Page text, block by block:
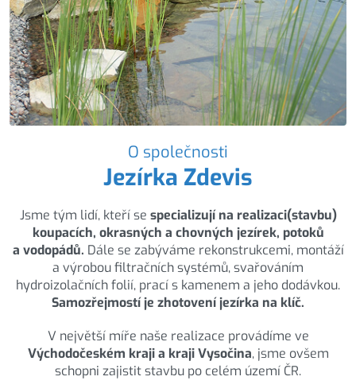
O společnosti
Jezírka Zdevis
Jsme tým lidí, kteří se specializují na realizaci(stavbu)
koupacích, okrasných a chovných jezírek, potoků
a vodopádů. Dále se zabýváme rekonstrukcemi, montáží
a výrobou filtračních systémů, svařováním
hydroizolačních folií, prací s kamenem a jeho dodávkou.
Samozřejmostí je zhotovení jezírka na klíč.
V největší míře naše realizace provádíme ve
Východočeském kraji a kraji Vysočina, jsme ovšem
schopni zajistit stavbu po celém území ČR.